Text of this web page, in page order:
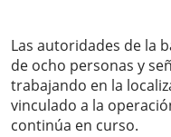
Las autoridades de la
de ocho personas y
trabajando en la
vinculado a la
continúa en curso.